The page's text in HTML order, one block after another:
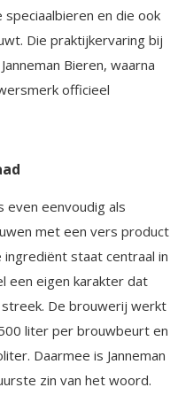
en die ook
Die praktijkervaring bij
Bieren, waarna
officieel
even eenvoudig als
met een vers product
staat centraal in
een eigen karakter dat
De brouwerij werkt
liter per brouwbeurt en
Daarmee is Janneman
zin van het woord.